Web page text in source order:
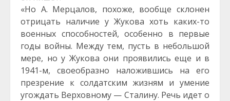
«Но А. Мерцалов, похоже, вообще склонен
отрицать наличие у Жукова хоть каких-то
военных способностей, особенно в первые
годы войны. Между тем, пусть в небольшой
мере, но у Жукова они проявились еще и в
1941-м, своеобразно наложившись на его
презрение к солдатским жизням и умение
угождать Верховному — Сталину. Речь идет о